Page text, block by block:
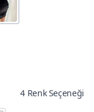
4 Renk Seçeneği